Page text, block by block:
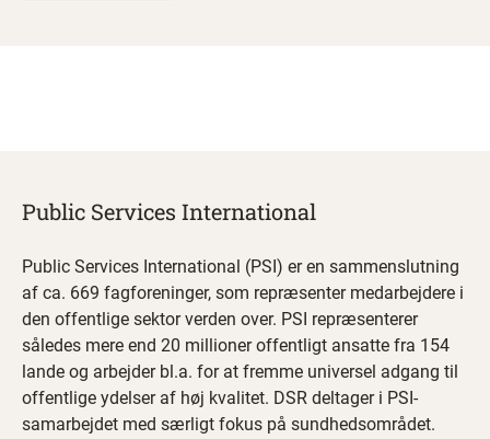
Public Services International
Public Services International (PSI) er en sammenslutning
af ca. 669 fagforeninger, som repræsenter medarbejdere i
den offentlige sektor verden over. PSI repræsenterer
således mere end 20 millioner offentligt ansatte fra 154
lande og arbejder bl.a. for at fremme universel adgang til
offentlige ydelser af høj kvalitet. DSR deltager i PSI-
samarbejdet med særligt fokus på sundhedsområdet.​